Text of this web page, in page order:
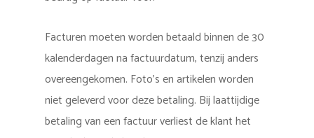
Facturen moeten worden betaald binnen de 30
kalenderdagen na factuurdatum, tenzij anders
overeengekomen. Foto’s en artikelen worden
niet geleverd voor deze betaling. Bij laattijdige
betaling van een factuur verliest de klant het